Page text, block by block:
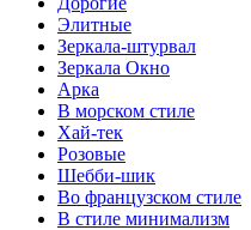
Элитные
Зеркала-штурвал
Зеркала Окно
Арка
В морском стиле
Хай-тек
Розовые
Шебби-шик
Во французском стиле
В стиле минимализм